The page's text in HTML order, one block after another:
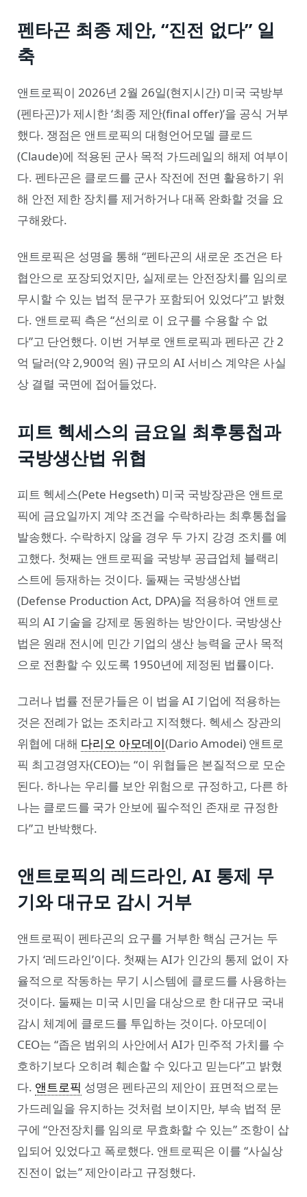
펜타곤 최종 제안, “진전 없다” 일
축
앤트로픽이 2026년 2월 26일(현지시간) 미국 국방부
(펜타곤)가 제시한 ‘최종 제안(final offer)’을 공식 거부
했다. 쟁점은 앤트로픽의 대형언어모델 클로드
(Claude)에 적용된 군사 목적 가드레일의 해제 여부이
다. 펜타곤은 클로드를 군사 작전에 전면 활용하기 위
해 안전 제한 장치를 제거하거나 대폭 완화할 것을 요
구해왔다.
앤트로픽은 성명을 통해 “펜타곤의 새로운 조건은 타
협안으로 포장되었지만, 실제로는 안전장치를 임의로
무시할 수 있는 법적 문구가 포함되어 있었다”고 밝혔
다. 앤트로픽 측은 “선의로 이 요구를 수용할 수 없
다”고 단언했다. 이번 거부로 앤트로픽과 펜타곤 간 2
억 달러(약 2,900억 원) 규모의 AI 서비스 계약은 사실
상 결렬 국면에 접어들었다.
피트 헥세스의 금요일 최후통첩과
국방생산법 위협
피트 헥세스(Pete Hegseth) 미국 국방장관은 앤트로
픽에 금요일까지 계약 조건을 수락하라는 최후통첩을
발송했다. 수락하지 않을 경우 두 가지 강경 조치를 예
고했다. 첫째는 앤트로픽을 국방부 공급업체 블랙리
스트에 등재하는 것이다. 둘째는 국방생산법
(Defense Production Act, DPA)을 적용하여 앤트로
픽의 AI 기술을 강제로 동원하는 방안이다. 국방생산
법은 원래 전시에 민간 기업의 생산 능력을 군사 목적
으로 전환할 수 있도록 1950년에 제정된 법률이다.
그러나 법률 전문가들은 이 법을 AI 기업에 적용하는
것은 전례가 없는 조치라고 지적했다. 헥세스 장관의
위협에 대해 다리오 아모데이(Dario Amodei) 앤트로
픽 최고경영자(CEO)는 “이 위협들은 본질적으로 모순
된다. 하나는 우리를 보안 위험으로 규정하고, 다른 하
나는 클로드를 국가 안보에 필수적인 존재로 규정한
다”고 반박했다.
앤트로픽의 레드라인, AI 통제 무
기와 대규모 감시 거부
앤트로픽이 펜타곤의 요구를 거부한 핵심 근거는 두
가지 ‘레드라인’이다. 첫째는 AI가 인간의 통제 없이 자
율적으로 작동하는 무기 시스템에 클로드를 사용하는
것이다. 둘째는 미국 시민을 대상으로 한 대규모 국내
감시 체계에 클로드를 투입하는 것이다. 아모데이
CEO는 “좁은 범위의 사안에서 AI가 민주적 가치를 수
호하기보다 오히려 훼손할 수 있다고 믿는다”고 밝혔
다. 앤트로픽 성명은 펜타곤의 제안이 표면적으로는
가드레일을 유지하는 것처럼 보이지만, 부속 법적 문
구에 “안전장치를 임의로 무효화할 수 있는” 조항이 삽
입되어 있었다고 폭로했다. 앤트로픽은 이를 “사실상
진전이 없는” 제안이라고 규정했다.